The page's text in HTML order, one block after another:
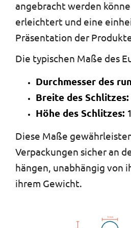
angebracht werden
erleichtert und eine
Präsentation der
Die typischen Maße des
Durchmesser des
Breite des Schlitzes:
Höhe des Schlitzes:
Diese Maße
Verpackungen sicher an
hängen, unabhängig von
ihrem Gewicht.